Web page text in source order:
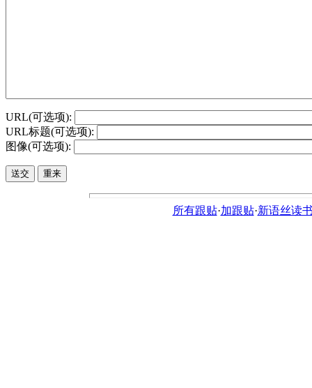
URL(可选项):
URL标题(可选项):
图像(可选项):
所有跟贴·加跟贴·新语丝读